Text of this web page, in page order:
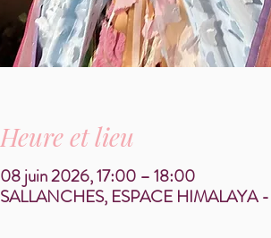
Heure et lieu
08 juin 2026, 17:00 – 18:00
SALLANCHES, ESPACE HIMALAYA -